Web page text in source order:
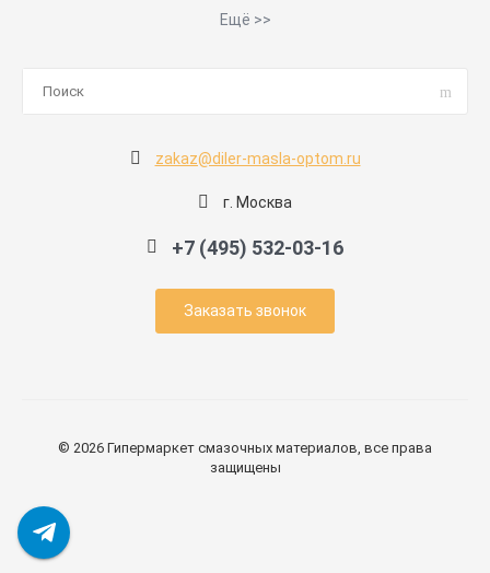
Ещё >>
zakaz@diler-masla-optom.ru
г. Москва
+7 (495) 532-03-16
Заказать звонок
© 2026 Гипермаркет смазочных материалов, все права
защищены